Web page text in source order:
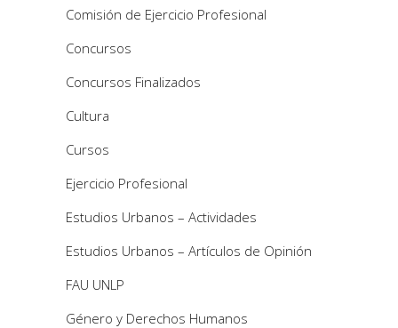
Comisión de Ejercicio Profesional
Concursos
Concursos Finalizados
Cultura
Cursos
Ejercicio Profesional
Estudios Urbanos – Actividades
Estudios Urbanos – Artículos de Opinión
FAU UNLP
Género y Derechos Humanos